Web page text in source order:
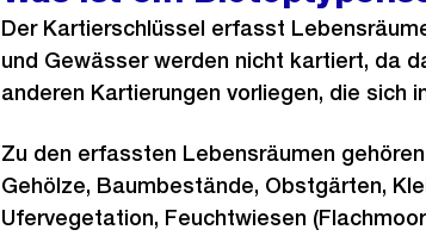
Der Kartierschlüssel erfasst
und Gewässer werden nicht kartiert, da
anderen Kartierungen vorliegen, die sich
Zu den erfassten Lebensräumen
Gehölze, Baumbestände, Obstgärten,
Ufervegetation, Feuchtwiesen